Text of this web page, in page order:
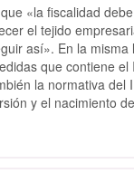
«la fiscalidad
el tejido
así». En la misma
que contiene el
la normativa del
y el nacimiento